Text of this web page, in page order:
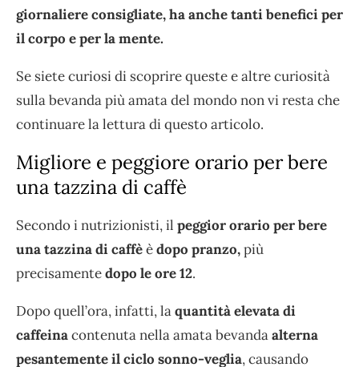
giornaliere consigliate, ha anche tanti benefici per
il corpo e per la mente.
Se siete curiosi di scoprire queste e altre curiosità
sulla bevanda più amata del mondo non vi resta che
continuare la lettura di questo articolo.
Migliore e peggiore orario per bere
una tazzina di caffè
Secondo i nutrizionisti, il peggior orario per bere
una tazzina di caffèèdopo pranzo,più
precisamentedopo le ore 12.
Dopo quell’ora, infatti, laquantità elevata di
caffeinacontenuta nella amata bevandaalterna
pesantemente il ciclo sonno-veglia, causando